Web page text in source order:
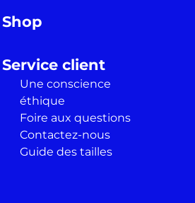
Shop
Service client
Une conscience
éthique
Foire aux questions
Contactez-nous
Guide des tailles